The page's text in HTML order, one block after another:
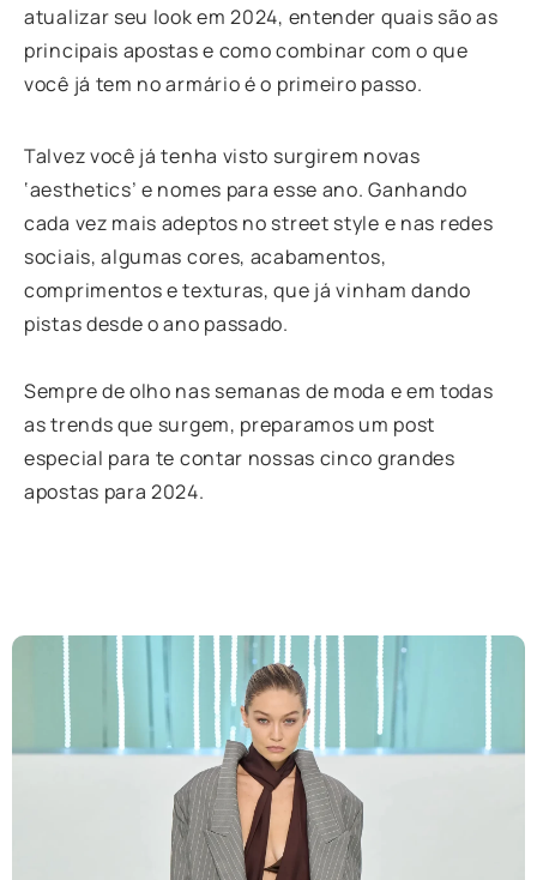
atualizar seu look em 2024, entender quais são as
principais apostas e como combinar com o que
você já tem no armário é o primeiro passo.
Talvez você já tenha visto surgirem novas
‘aesthetics’ e nomes para esse ano. Ganhando
cada vez mais adeptos no street style e nas redes
sociais, algumas cores, acabamentos,
comprimentos e texturas, que já vinham dando
pistas desde o ano passado.
Sempre de olho nas semanas de moda e em todas
as trends que surgem, preparamos um post
especial para te contar nossas cinco grandes
apostas para 2024.